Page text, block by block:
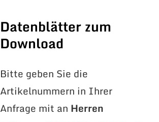
Datenblätter zum
Download
Bitte geben Sie die
Artikelnummern in Ihrer
Anfrage mit an Herren